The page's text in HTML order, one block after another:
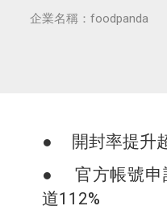
企業名稱：foodpanda
● 開封率提升
● 官方帳號申
道112%